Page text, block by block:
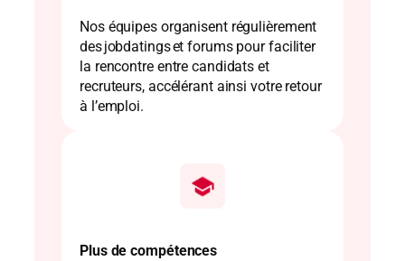
Nos équipes organisent régulièrement
des jobdatings et forums pour faciliter
la rencontre entre candidats et
recruteurs, accélérant ainsi votre retour
à l’emploi.
Plus de compétences